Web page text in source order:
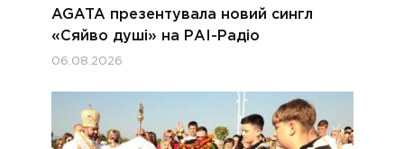
AGATA презентувала новий сингл
«Сяйво душі» на РАІ-Радіо
06.08.2026